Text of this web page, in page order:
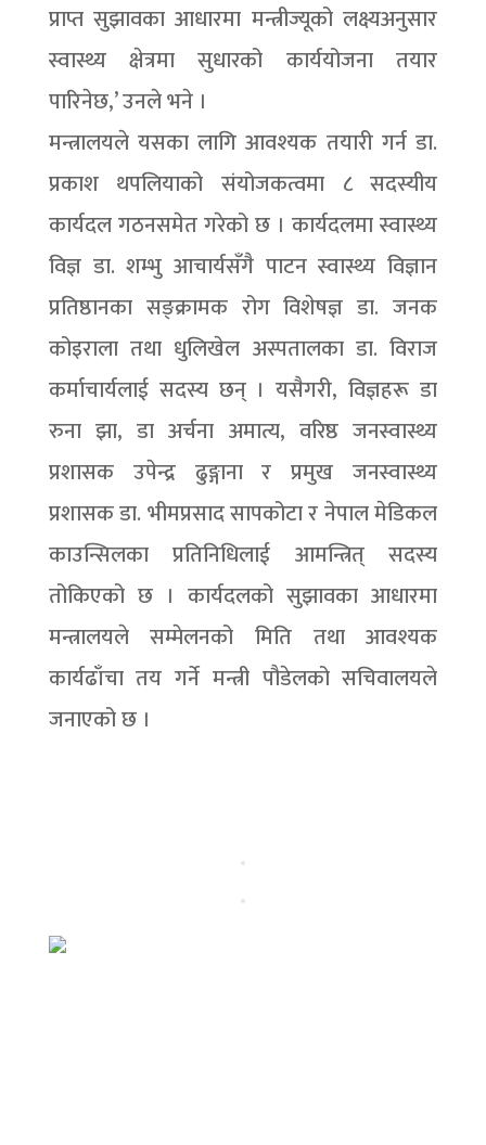
प्राप्त सुझावका आधारमा मन्त्रीज्यूको लक्ष्यअनुसार
स्वास्थ्य क्षेत्रमा सुधारको कार्ययोजना तयार
पारिनेछ,’ उनले भने ।
मन्त्रालयले यसका लागि आवश्यक तयारी गर्न डा.
प्रकाश थपलियाको संयोजकत्वमा ८ सदस्यीय
कार्यदल गठनसमेत गरेको छ । कार्यदलमा स्वास्थ्य
विज्ञ डा. शम्भु आचार्यसँगै पाटन स्वास्थ्य विज्ञान
प्रतिष्ठानका सङ्क्रामक रोग विशेषज्ञ डा. जनक
कोइराला तथा धुलिखेल अस्पतालका डा. विराज
कर्माचार्यलाई सदस्य छन् । यसैगरी, विज्ञहरू डा
रुना झा, डा अर्चना अमात्य, वरिष्ठ जनस्वास्थ्य
प्रशासक उपेन्द्र ढुङ्गाना र प्रमुख जनस्वास्थ्य
प्रशासक डा. भीमप्रसाद सापकोटा र नेपाल मेडिकल
काउन्सिलका प्रतिनिधिलाई आमन्त्रित् सदस्य
तोकिएको छ । कार्यदलको सुझावका आधारमा
मन्त्रालयले सम्मेलनको मिति तथा आवश्यक
कार्यढाँचा तय गर्ने मन्त्री पौडेलको सचिवालयले
जनाएको छ ।